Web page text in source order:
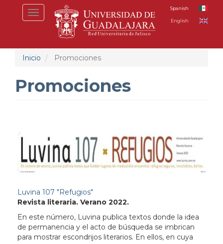
Toggle
navigation
Spanish
English
Inicio Promociones
Promociones
Luvina 107 "Refugios"
Revista literaria. Verano 2022.
En este número, Luvina publica textos donde la idea
de permanencia y el acto de búsqueda se imbrican
para mostrar escondrijos literarios. En ellos, en cuya